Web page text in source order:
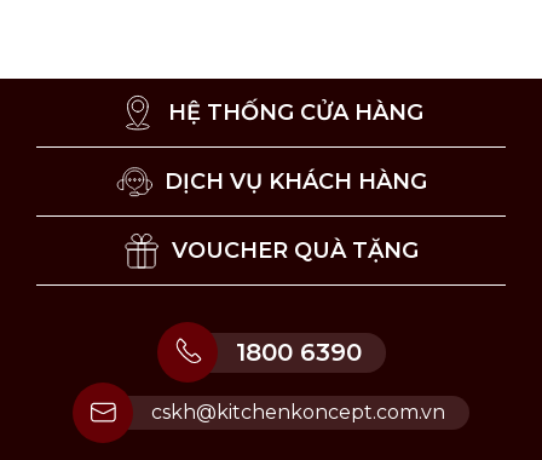
HỆ THỐNG CỬA HÀNG
DỊCH VỤ KHÁCH HÀNG
VOUCHER QUÀ TẶNG
1800 6390
cskh@kitchenkoncept.com.vn